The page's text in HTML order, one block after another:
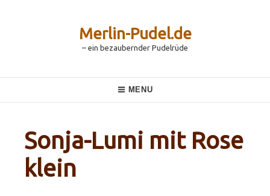
Merlin-Pudel.de
– ein bezaubernder Pudelrüde
Navigation
MENU
Sonja-Lumi mit Rose
klein